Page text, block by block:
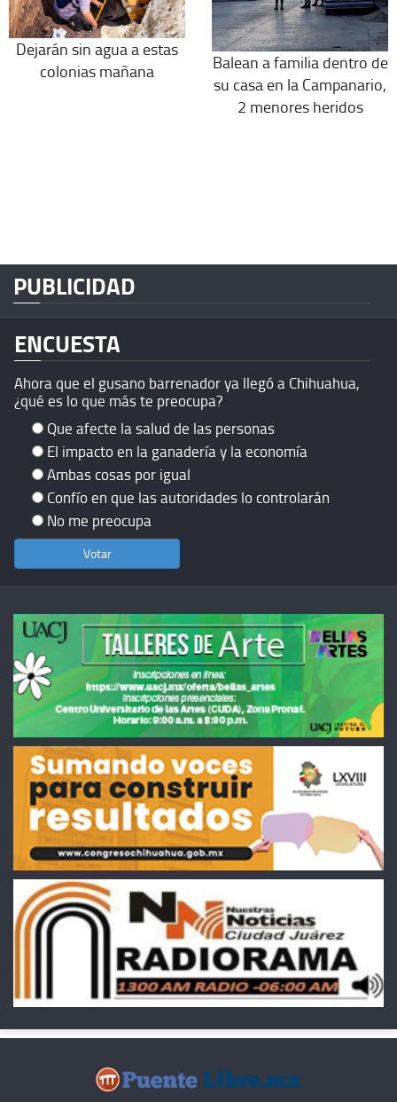
Dejarán sin agua a estas
colonias mañana
Balean a familia dentro de
su casa en la Campanario,
2 menores heridos
PUBLICIDAD
ENCUESTA
Ahora que el gusano barrenador ya llegó a Chihuahua,
¿qué es lo que más te preocupa?
Que afecte la salud de las personas
El impacto en la ganadería y la economía
Ambas cosas por igual
Confío en que las autoridades lo controlarán
No me preocupa